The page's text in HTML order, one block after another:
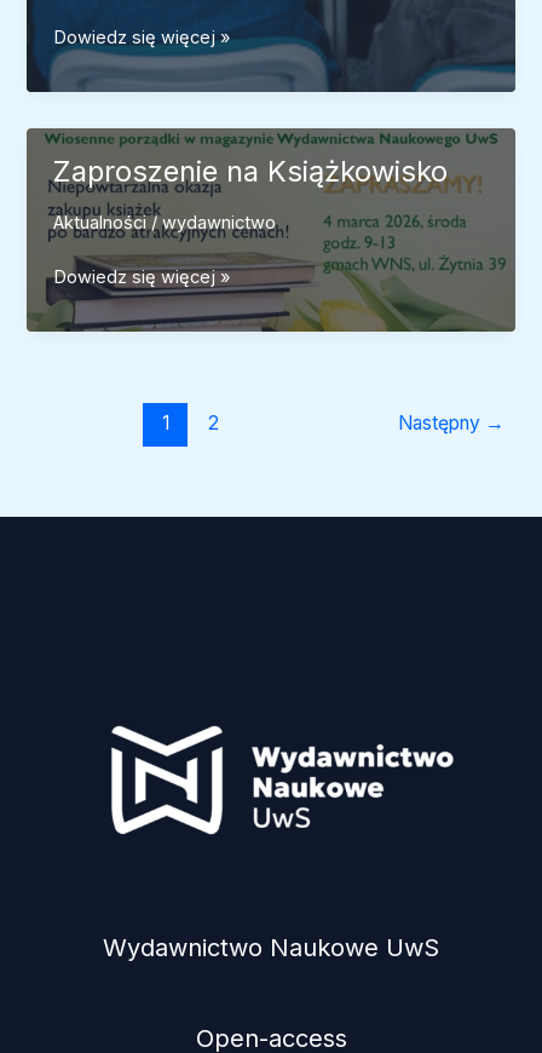
Promocja
książki
Walentyny
Krupowies
„Topografie
wileńskie.
Obraz
międzywojennego
Wilna
w
perspektywie
Dowiedz się więcej »
Zaproszenie na Książkowisko
Aktualności/wydawnictwo
Zaproszenie
na
Książkowisko
Dowiedz się więcej »
1 2 Następny →
Wydawnictwo Naukowe UwS
Open-access